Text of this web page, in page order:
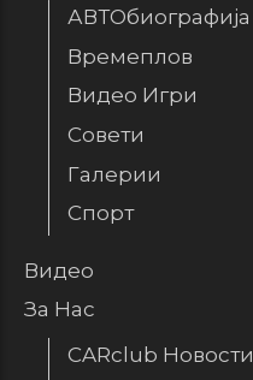
АВТОбиографија
Времеплов
Видео Игри
Совети
Галерии
Спорт
Видео
За Нас
CARclub Новости